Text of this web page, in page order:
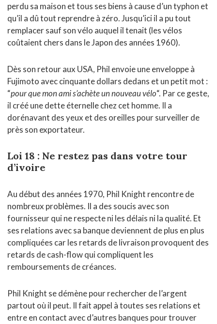
perdu sa maison et tous ses biens à cause d’un typhon et
qu’il a dû tout reprendre à zéro. Jusqu’ici il a pu tout
remplacer sauf son vélo auquel il tenait (les vélos
coûtaient chers dans le Japon des années 1960).
Dès son retour aux USA, Phil envoie une enveloppe à
Fujimoto avec cinquante dollars dedans et un petit mot :
“pour que mon ami s’achète un nouveau vélo“. Par ce geste,
il créé une dette éternelle chez cet homme. Il a
dorénavant des yeux et des oreilles pour surveiller de
près son exportateur.
Loi 18 : Ne restez pas dans votre tour
d’ivoire
Au début des années 1970, Phil Knight rencontre de
nombreux problèmes. Il a des soucis avec son
fournisseur qui ne respecte ni les délais ni la qualité. Et
ses relations avec sa banque deviennent de plus en plus
compliquées car les retards de livraison provoquent des
retards de cash-flow qui compliquent les
remboursements de créances.
Phil Knight se démène pour rechercher de l’argent
partout où il peut. Il fait appel à toutes ses relations et
entre en contact avec d’autres banques pour trouver